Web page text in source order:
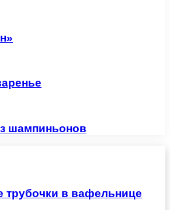
шампиньонов
в вафельнице